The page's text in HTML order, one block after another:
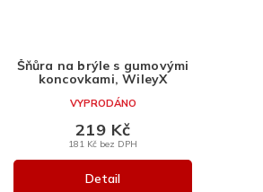
Šňůra na brýle s gumovými
koncovkami, WileyX
VYPRODÁNO
181 Kč bez DPH
219 Kč
Detail